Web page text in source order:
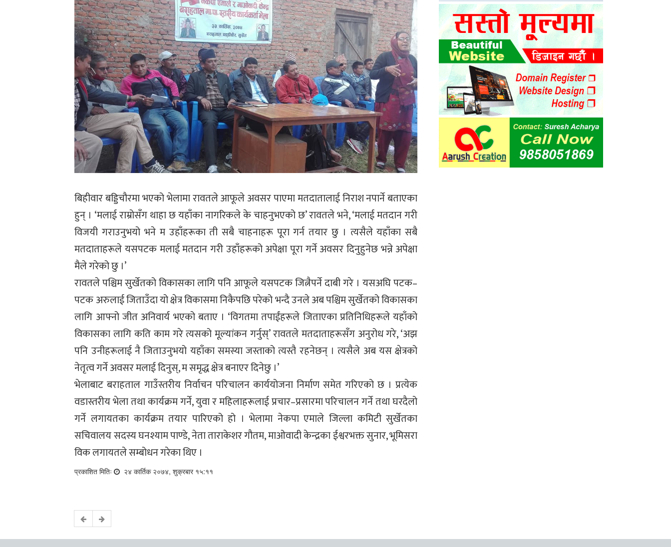
बिहीवार बड्डिचौरमा भएको भेलामा रावतले आफूले अवसर पाएमा मतदातालाई निराश नपार्ने बताएका
हुन् । ‘मलाई राम्रोसँग थाहा छ यहाँका नागरिकले के चाहनुभएको छ’ रावतले भने, ‘मलाई मतदान गरी
विजयी गराउनुभयो भने म उहाँहरूका ती सबै चाहनाहरू पूरा गर्न तयार छु । त्यसैले यहाँका सबै
मतदाताहरूले यसपटक मलाई मतदान गरी उहाँहरूको अपेक्षा पूरा गर्ने अवसर दिनुहुनेछ भन्ने अपेक्षा
मैले गरेको छु ।’
रावतले पश्चिम सुर्खेतको विकासका लागि पनि आफूले यसपटक जित्नैपर्ने दाबी गरे । यसअघि पटक–
पटक अरुलाई जिताउँदा यो क्षेत्र विकासमा निकैपछि परेको भन्दै उनले अब पश्चिम सुर्खेतको विकासका
लागि आफ्नो जीत अनिवार्य भएको बताए । ‘विगतमा तपाईंहरूले जिताएका प्रतिनिधिहरूले यहाँको
विकासका लागि कति काम गरे त्यसको मूल्यांकन गर्नुस्’ रावतले मतदाताहरूसँग अनुरोध गरे, ‘अझ
पनि उनीहरूलाई नै जिताउनुभयो यहाँका समस्या जस्ताको त्यस्तै रहनेछन् । त्यसैले अब यस क्षेत्रको
नेतृत्व गर्ने अवसर मलाई दिनुस्, म समृद्ध क्षेत्र बनाएर दिनेछु ।’
भेलाबाट बराहताल गाउँस्तरीय निर्वाचन परिचालन कार्ययोजना निर्माण समेत गरिएको छ । प्रत्येक
वडास्तरीय भेला तथा कार्यक्रम गर्ने, युवा र महिलाहरूलाई प्रचार–प्रसारमा परिचालन गर्ने तथा घरदैलो
गर्ने लगायतका कार्यक्रम तयार पारिएको हो । भेलामा नेकपा एमाले जिल्ला कमिटी सुर्खेतका
सचिवालय सदस्य घनश्याम पाण्डे, नेता ताराकेशर गौतम, माओवादी केन्द्रका ईश्वरभक्त सुनार, भूमिसरा
विक लगायतले सम्बोधन गरेका थिए ।
प्रकाशित मितिः २४ कार्तिक २०७४, शुक्रबार १५:११